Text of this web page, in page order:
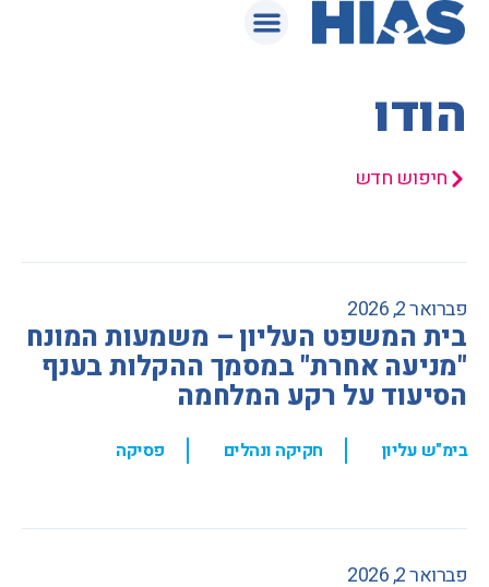
הודו
חיפוש חדש
פברואר 2, 2026
בית המשפט העליון – משמעות המונח
"מניעה אחרת" במסמך ההקלות בענף
הסיעוד על רקע המלחמה
בימ"ש עליון , חקיקה ונהלים , פסיקה
פברואר 2, 2026